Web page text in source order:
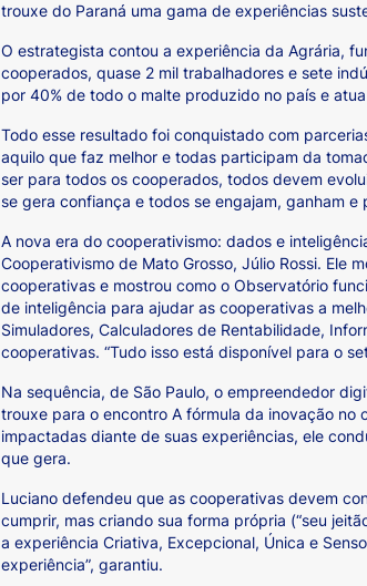
trouxe do Paraná uma gama de experiências
O estrategista contou a experiência da Agrária,
cooperados, quase 2 mil trabalhadores e sete
por 40% de todo o malte produzido no país e
Todo esse resultado foi conquistado com
aquilo que faz melhor e todas participam da
ser para todos os cooperados, todos devem
se gera confiança e todos se engajam, ganham e
A nova era do cooperativismo: dados e
Cooperativismo de Mato Grosso, Júlio Rossi. Ele
cooperativas e mostrou como o Observatório
de inteligência para ajudar as cooperativas a
Simuladores, Calculadores de Rentabilidade,
cooperativas. “Tudo isso está disponível para o
Na sequência, de São Paulo, o empreendedor
trouxe para o encontro A fórmula da inovação
impactadas diante de suas experiências, ele
que gera.
Luciano defendeu que as cooperativas devem
cumprir, mas criando sua forma própria (“seu
a experiência Criativa, Excepcional, Única e
experiência”, garantiu.